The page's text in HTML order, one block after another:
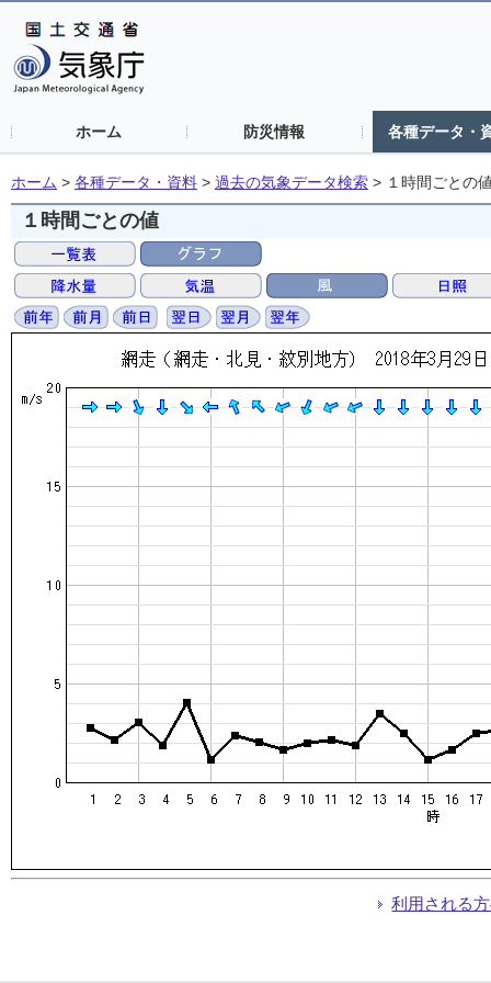
ホーム 防災情報 各種データ・
ホーム > 各種データ・資料 > 過去の気象データ検索 > １時間ごとの
１時間ごとの値
利用される